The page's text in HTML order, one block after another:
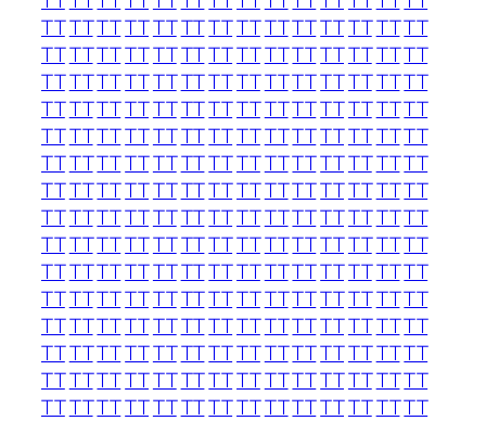
TTTTTTTTTTTTTTTTTTTTTTTTTTTT
TTTTTTTTTTTTTTTTTTTTTTTTTTTT
TTTTTTTTTTTTTTTTTTTTTTTTTTTT
TTTTTTTTTTTTTTTTTTTTTTTTTTTT
TTTTTTTTTTTTTTTTTTTTTTTTTTTT
TTTTTTTTTTTTTTTTTTTTTTTTTTTT
TTTTTTTTTTTTTTTTTTTTTTTTTTTT
TTTTTTTTTTTTTTTTTTTTTTTTTTTT
TTTTTTTTTTTTTTTTTTTTTTTTTTTT
TTTTTTTTTTTTTTTTTTTTTTTTTTTT
TTTTTTTTTTTTTTTTTTTTTTTTTTTT
TTTTTTTTTTTTTTTTTTTTTTTTTTTT
TTTTTTTTTTTTTTTTTTTTTTTTTTTT
TTTTTTTTTTTTTTTTTTTTTTTTTTTT
TTTTTTTTTTTTTTTTTTTTTTTTTTTT